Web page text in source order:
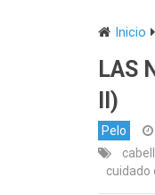
Inicio
LAS
II)
Pelo
cuidado